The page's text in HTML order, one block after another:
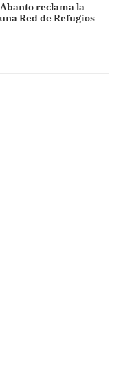
reclama la
Red de Refugios